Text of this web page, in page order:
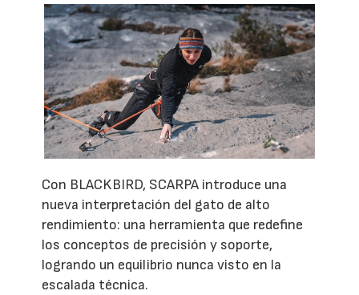
Con BLACKBIRD, SCARPA introduce una
nueva interpretación del gato de alto
rendimiento: una herramienta que redefine
los conceptos de precisión y soporte,
logrando un equilibrio nunca visto en la
escalada técnica.